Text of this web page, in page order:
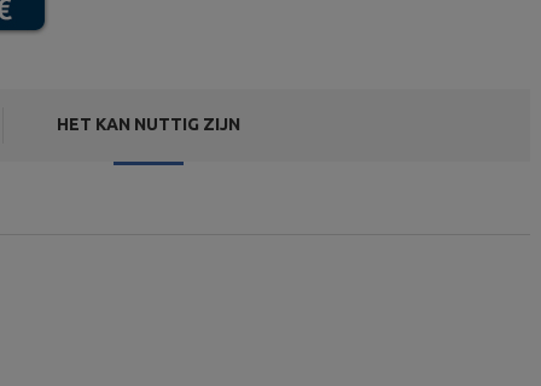
HET KAN NUTTIG ZIJN